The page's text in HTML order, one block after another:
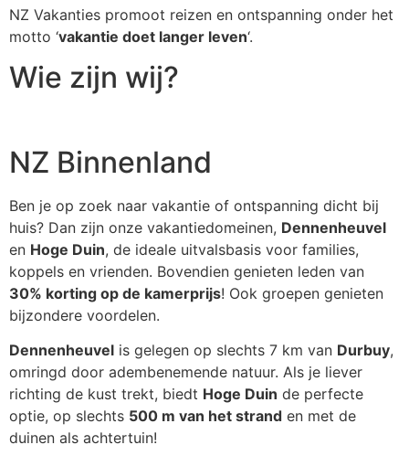
NZ Vakanties promoot reizen en ontspanning onder het
motto ‘vakantie doet langer leven‘.
Wie zijn wij?
NZ Binnenland
Ben je op zoek naar vakantie of ontspanning dicht bij
huis? Dan zijn onze vakantiedomeinen, Dennenheuvel
en Hoge Duin, de ideale uitvalsbasis voor families,
koppels en vrienden. Bovendien genieten leden van
30% korting op de kamerprijs! Ook groepen genieten
bijzondere voordelen.
Dennenheuvel is gelegen op slechts 7 km van Durbuy,
omringd door adembenemende natuur. Als je liever
richting de kust trekt, biedt Hoge Duin de perfecte
optie, op slechts 500 m van het strand en met de
duinen als achtertuin!